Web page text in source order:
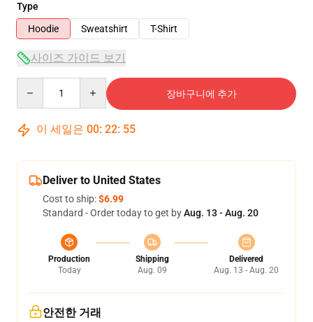
Type
Hoodie
Sweatshirt T-Shirt
사이즈 가이드 보기
장바구니에 추가
이 세일은 00: 22: 54
Deliver to United States
Cost to ship:$6.99
Standard - Order today to get byAug. 13 - Aug. 20
Production
Today
Shipping
Aug. 09
Delivered
Aug. 13 - Aug. 20
안전한 거래